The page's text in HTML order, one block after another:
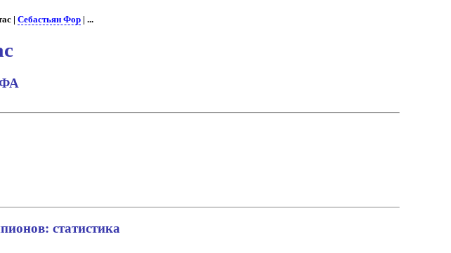
|Себастьян Фор | ...
статистика